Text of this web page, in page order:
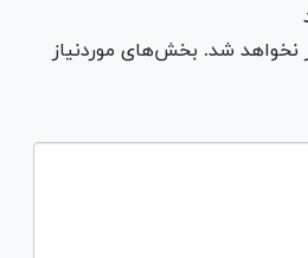
نخواهد شد. بخش‌های موردنیاز